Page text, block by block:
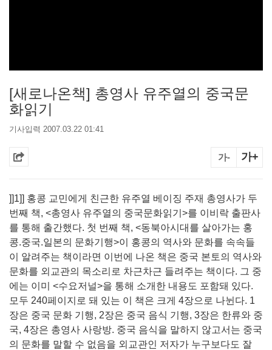
[새로나온책] 총영사 유주열의 중국문
화읽기
기사입력 2007.03.22 01:41
가- 가+
]]1]] 홍콩 교민에게 친근한 유주열 베이징 주재 총영사가 두
번째 책, <총영사 유주열의 중국문화읽기>를 이비락 출판사
를 통해 출간했다. 첫 번째 책, <동북아시대를 살아가는 홍
콩.중국.일본의 문화기행>이 홍콩의 역사와 문화를 속속들
이 알려주는 책이라면 이번에 나온 책은 중국 본토의 역사와
문화를 외교관의 목소리로 차근차근 들려주는 책이다. 그 중
에는 이미 <수요저널>을 통해 소개한 내용도 포함돼 있다.
모두 240페이지로 돼 있는 이 책은 크게 4장으로 나뉜다. 1
장은 중국 문화 기행, 2장은 중국 음식 기행, 3장은 한류와 중
국, 4장은 총영사 사랑방. 중국 음식을 말하지 않고서는 중국
의 문화를 말할 수 없음을 외교관인 저자가 누구보다도 잘